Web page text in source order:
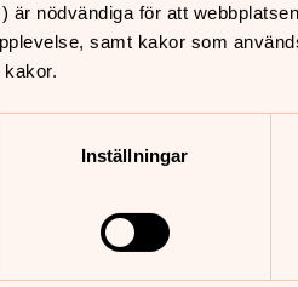
är nödvändiga för att
samt kakor som
Inställningar
bland